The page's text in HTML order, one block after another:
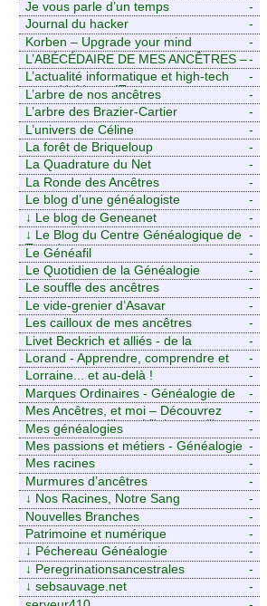
contreforts des Alpes
-
Je vous parle d’un temps
-
Journal du hacker
-
Korben – Upgrade your mind
-
L’ABÉCÉDAIRE DE MES ANCÊTRES –
Tout ce que j’aurais aimé savoir sur ma
famille mais n’ai jamais osé demander
-
L’actualité informatique et high-tech
pour décideurs IT.
-
L’arbre de nos ancêtres
-
L’arbre des Brazier-Cartier
-
L’univers de Céline
-
La forêt de Briqueloup
-
La Quadrature du Net
-
La Ronde des Ancêtres
-
Le blog d’une généalogiste
-
↓ Le blog de Geneanet
-
↓ Le Blog du Centre Généalogique de
Touraine -
-
Le Généafil
-
Le Quotidien de la Généalogie
-
Le souffle des ancêtres
-
Le vide-grenier d’Asavar
-
Les cailloux de mes ancêtres
-
Livet Beckrich et alliés - de la
généalogie à l’écriture.
-
Lorand - Apprendre, comprendre et
transmettre pour exister. (Descartes)
-
Lorraine... et au-delà !
-
Marques Ordinaires - Généalogie de
Moselle et d’ailleurs
-
Mes Ancêtres, et moi – Découvrez
mes aïeux en Ille-et-Vilaine et ailleurs
-
Mes généalogies
-
Mes passions et métiers - Généalogie
et Tir à l’Arc
-
Mes racines
-
Murmures d’ancêtres
-
↓ Nos Racines, Notre Sang
-
Nouvelles Branches
-
Patrimoine et numérique
-
↓ Péchereau Généalogie
-
↓ Peregrinationsancestrales
-
↓ sebsauvage.net